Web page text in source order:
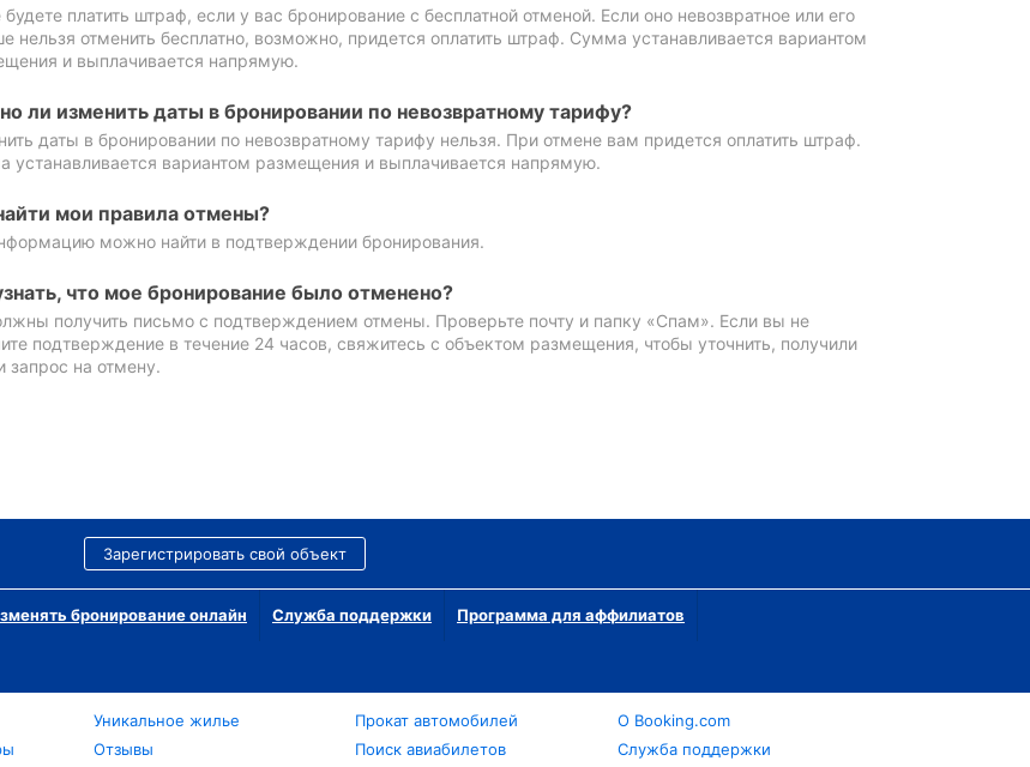
платить штраф, если у вас бронирование с бесплатной отменой. Если оно невозвратное или его
нельзя отменить бесплатно, возможно, придется оплатить штраф. Сумма устанавливается вариантом
и выплачивается напрямую.
ли изменить даты в бронировании по невозвратному тарифу?
даты в бронировании по невозвратному тарифу нельзя. При отмене вам придется оплатить штраф.
устанавливается вариантом размещения и выплачивается напрямую.
мои правила отмены?
можно найти в подтверждении бронирования.
что мое бронирование было отменено?
получить письмо с подтверждением отмены. Проверьте почту и папку «Спам». Если вы не
подтверждение в течение 24 часов, свяжитесь с объектом размещения, чтобы уточнить, получили
запрос на отмену.
Зарегистрировать свой объект
бронирование онлайн Служба поддержки Программа для аффилиатов
Уникальное жилье
Отзывы
Прокат автомобилей
Поиск авиабилетов
О Booking.com
Служба поддержки